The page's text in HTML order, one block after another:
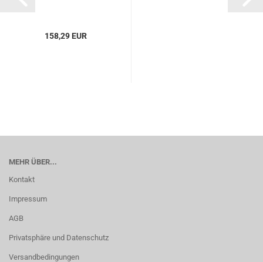
158,29 EUR
MEHR ÜBER...
Kontakt
Impressum
AGB
Privatsphäre und Datenschutz
Versandbedingungen